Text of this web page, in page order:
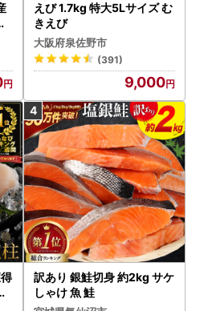
えび 1.7kg 特大5Lサイズ む
きえび
大阪府泉佐野市
(391)
9,000
訳あり 銀鮭切身 約2kg サケ
しゃけ 魚 鮭